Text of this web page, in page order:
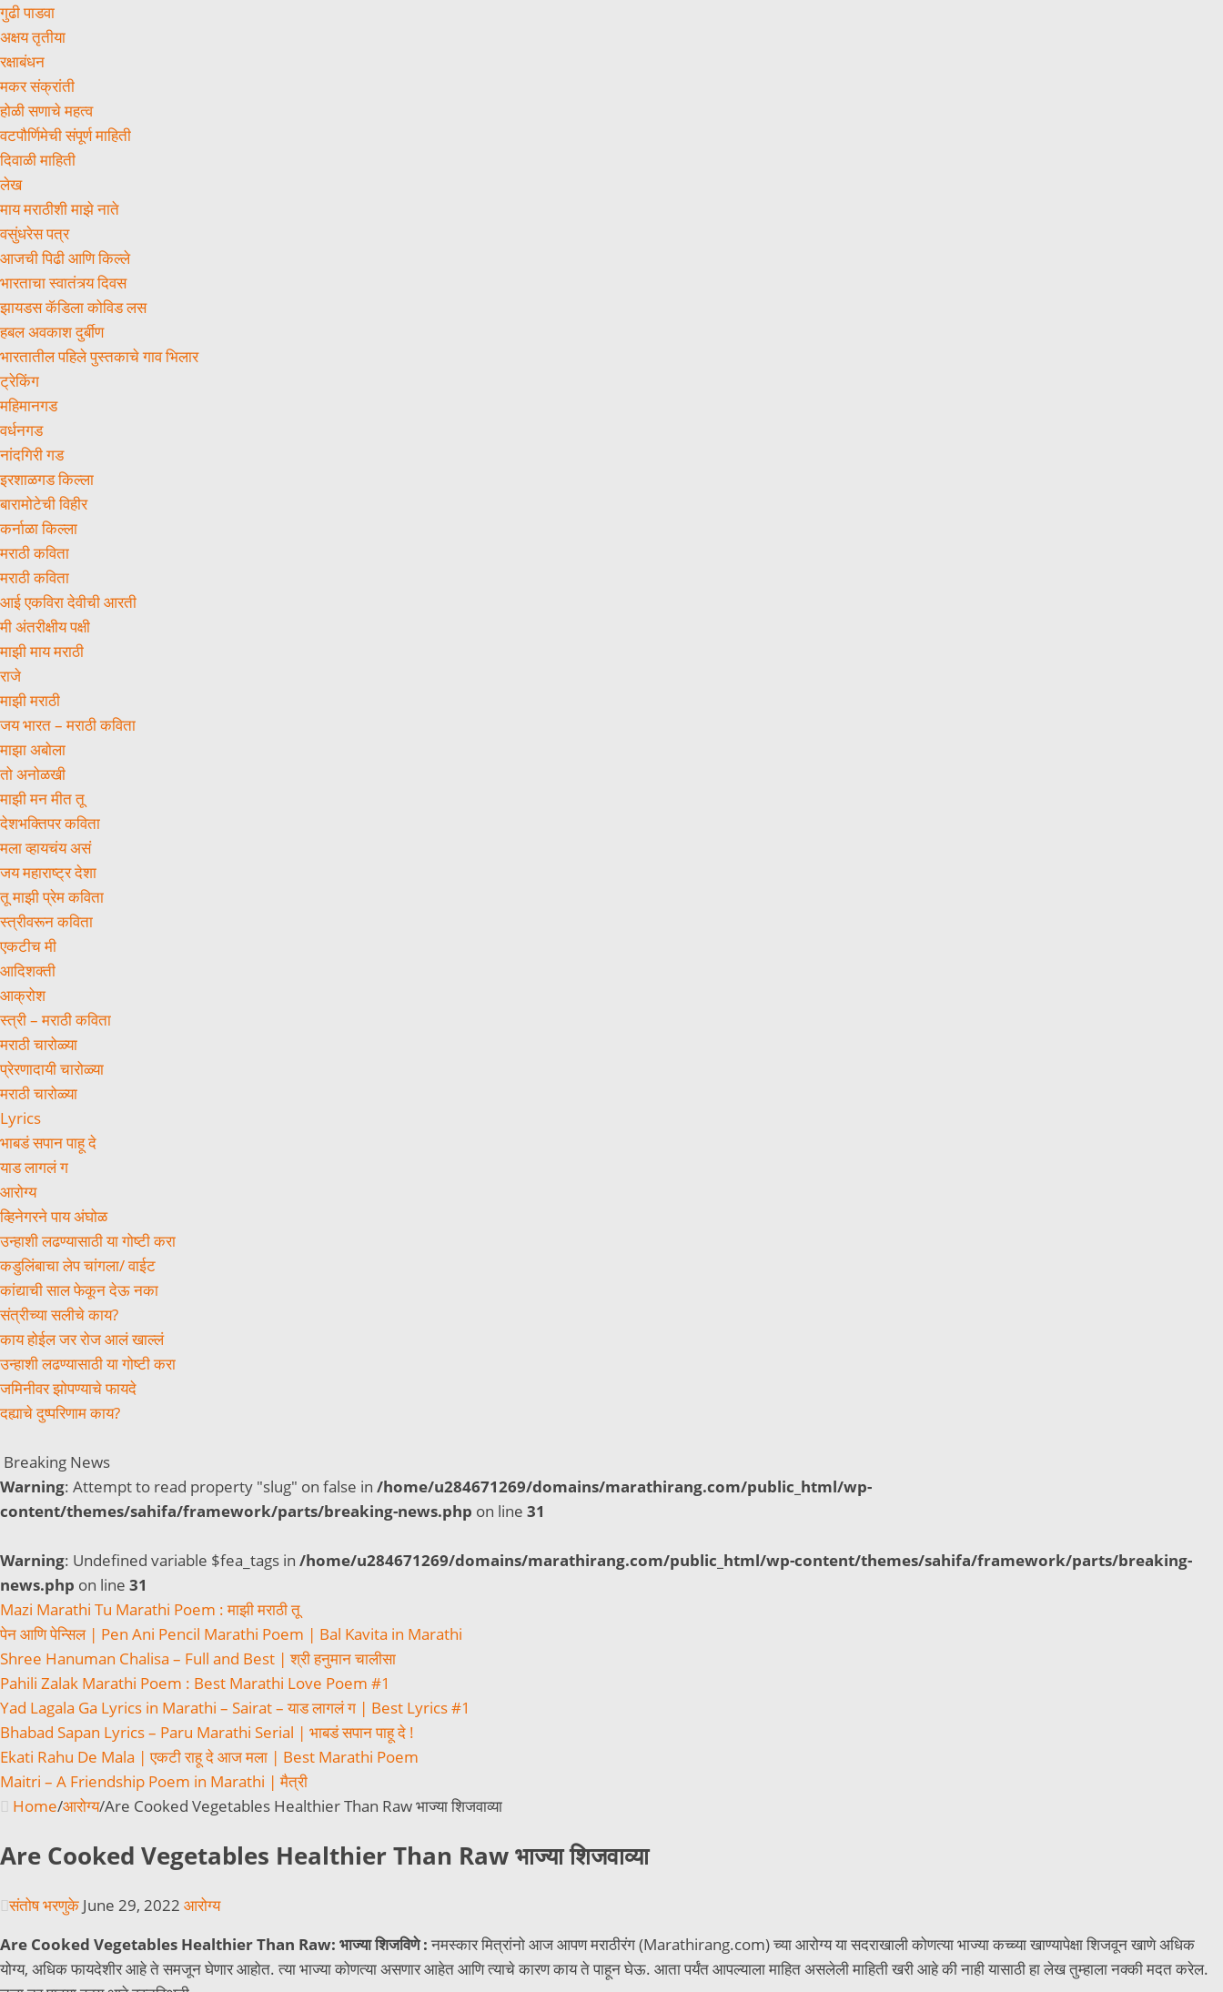
गुढी पाडवा
अक्षय तृतीया
रक्षाबंधन
मकर संक्रांती
होळी सणाचे महत्व
वटपौर्णिमेची संपूर्ण माहिती
दिवाळी माहिती
लेख
माय मराठीशी माझे नाते
वसुंधरेस पत्र
आजची पिढी आणि किल्ले
भारताचा स्वातंत्र्य दिवस
झायडस कॅडिला कोविड लस
हबल अवकाश दुर्बीण
भारतातील पहिले पुस्तकाचे गाव भिलार
ट्रेकिंग
महिमानगड
वर्धनगड
नांदगिरी गड
इरशाळगड किल्ला
बारामोटेची विहीर
कर्नाळा किल्ला
मराठी कविता
मराठी कविता
आई एकविरा देवीची आरती
मी अंतरीक्षीय पक्षी
माझी माय मराठी
राजे
माझी मराठी
जय भारत – मराठी कविता
माझा अबोला
तो अनोळखी
माझी मन मीत तू
देशभक्तिपर कविता
मला व्हायचंय असं
जय महाराष्ट्र देशा
तू माझी प्रेम कविता
स्त्रीवरून कविता
एकटीच मी
आदिशक्ती
आक्रोश
स्त्री – मराठी कविता
मराठी चारोळ्या
प्रेरणादायी चारोळ्या
मराठी चारोळ्या
Lyrics
भाबडं सपान पाहू दे
याड लागलं ग
आरोग्य
व्हिनेगरने पाय अंघोळ
उन्हाशी लढण्यासाठी या गोष्टी करा
कडुलिंबाचा लेप चांगला/ वाईट
कांद्याची साल फेकून देऊ नका
संत्रीच्या सलीचे काय?
काय होईल जर रोज आलं खाल्लं
उन्हाशी लढण्यासाठी या गोष्टी करा
जमिनीवर झोपण्याचे फायदे
दह्याचे दुष्परिणाम काय?
Breaking News
Warning: Attempt to read property "slug" on false in /home/u284671269/domains/marathirang.com/public_html/wp-
content/themes/sahifa/framework/parts/breaking-news.php on line 31
Warning: Undefined variable $fea_tags in /home/u284671269/domains/marathirang.com/public_html/wp-content/themes/sahifa/framework/parts/breaking-
news.php on line 31
Mazi Marathi Tu Marathi Poem : माझी मराठी तू
पेन आणि पेन्सिल | Pen Ani Pencil Marathi Poem | Bal Kavita in Marathi
Shree Hanuman Chalisa – Full and Best | श्री हनुमान चालीसा
Pahili Zalak Marathi Poem : Best Marathi Love Poem #1
Yad Lagala Ga Lyrics in Marathi – Sairat – याड लागलं ग | Best Lyrics #1
Bhabad Sapan Lyrics – Paru Marathi Serial | भाबडं सपान पाहू दे !
Ekati Rahu De Mala | एकटी राहू दे आज मला | Best Marathi Poem
Maitri – A Friendship Poem in Marathi | मैत्री
Home/आरोग्य/Are Cooked Vegetables Healthier Than Raw भाज्या शिजवाव्या
Are Cooked Vegetables Healthier Than Raw भाज्या शिजवाव्या
संतोष भरणुके June 29, 2022 आरोग्य
Are Cooked Vegetables Healthier Than Raw: भाज्या शिजविणे : नमस्कार मित्रांनो आज आपण मराठीरंग (Marathirang.com) च्या आरोग्य या सदराखाली कोणत्या भाज्या कच्च्या खाण्यापेक्षा शिजवून खाणे अधिक
योग्य, अधिक फायदेशीर आहे ते समजून घेणार आहोत. त्या भाज्या कोणत्या असणार आहेत आणि त्याचे कारण काय ते पाहून घेऊ. आता पर्यंत आपल्याला माहित असलेली माहिती खरी आहे की नाही यासाठी हा लेख तुम्हाला नक्की मदत करेल.